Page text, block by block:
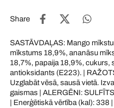
Share
SASTĀVDAĻAS: Mango
mīkstums 18,9%, ananāsu
18,7%, papaija 18,9%, cukurs,
antioksidants (E223). |
Uzglabāt vēsā, sausā vietā.
gaismas | ALERGĒNI:
| Enerģētiskā vērtība (kal): 338